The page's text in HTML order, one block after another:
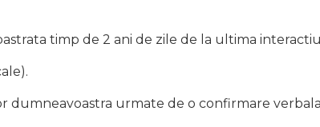
timp de 2 ani de zile de la ultima
urmate de o confirmare